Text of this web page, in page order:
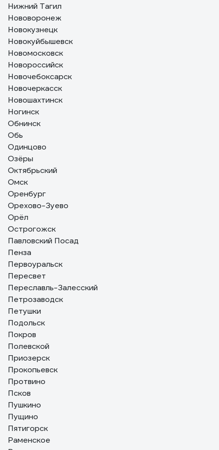
Нижний Тагил
Нововоронеж
Новокузнецк
Новокуйбышевск
Новомосковск
Новороссийск
Новочебоксарск
Новочеркасск
Новошахтинск
Ногинск
Обнинск
Обь
Одинцово
Озёры
Октябрьский
Омск
Оренбург
Орехово-Зуево
Орёл
Острогожск
Павловский Посад
Пенза
Первоуральск
Пересвет
Переславль-Залесский
Петрозаводск
Петушки
Подольск
Покров
Полевской
Приозерск
Прокопьевск
Протвино
Псков
Пушкино
Пущино
Пятигорск
Раменское